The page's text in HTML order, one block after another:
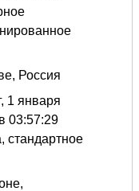
Россия
1 января
03:57:29
стандартное